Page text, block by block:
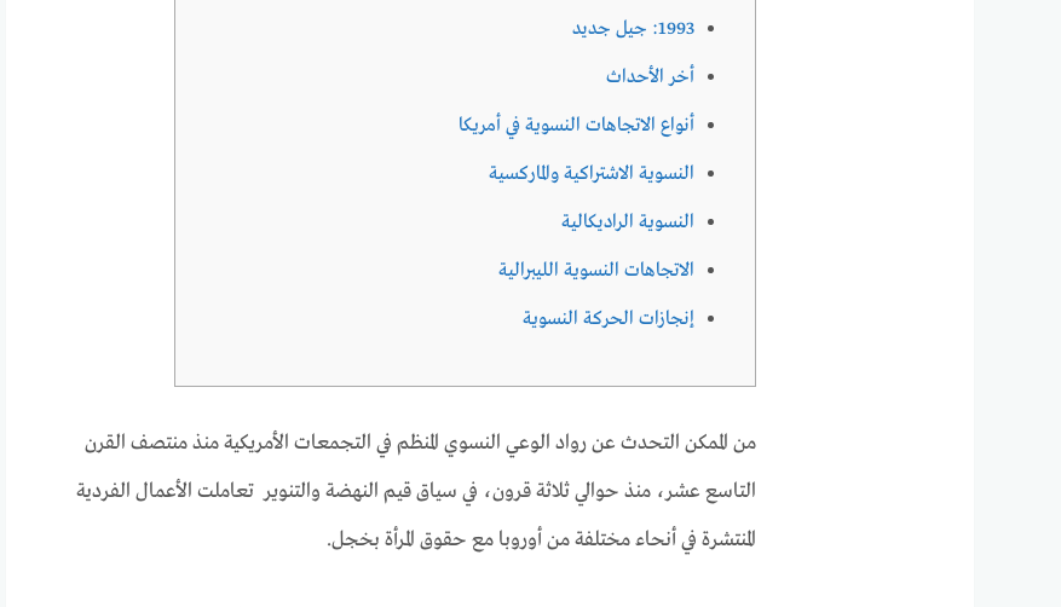
1993: جيل جديد
أخر الأحداث
أنواع الاتجاهات النسوية في أمريكا
النسوية الاشتراكية والماركسية
النسوية الراديكالية
الاتجاهات النسوية الليبرالية
إنجازات الحركة النسوية
من الممكن التحدث عن رواد الوعي النسوي المنظم في التجمعات الأمريكية منذ منتصف القرن
التاسع عشر، منذ حوالي ثلاثة قرون، في سياق قيم النهضة والتنوير تعاملت الأعمال الفردية
المنتشرة في أنحاء مختلفة من أوروبا مع حقوق المرأة بخجل.